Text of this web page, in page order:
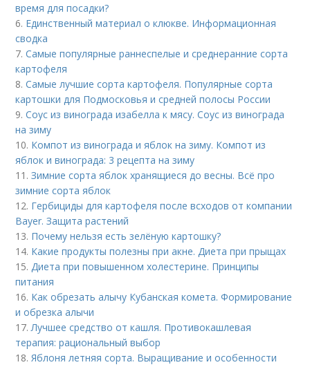
время для посадки?
6. Единственный материал о клюкве. Информационная
сводка
7.Cамые популярные раннеспелые и среднеранние сорта
картофеля
8.Самые лучшие сорта картофеля. Популярные сорта
картошки для Подмосковья и средней полосы России
9.Соус из винограда изабелла к мясу. Соус из винограда
на зиму
10. Компот из винограда и яблок на зиму. Компот из
яблок и винограда: 3 рецепта на зиму
11.Зимние сорта яблок хранящиеся до весны. Всё про
зимние сорта яблок
12. Гербициды для картофеля после всходов от компании
Bayer. Защита растений
13. Почему нельзя есть зелёную картошку?
14. Какие продукты полезны при акне. Диета при прыщах
15.Диета при повышенном холестерине. Принципы
питания
16. Как обрезать алычу Кубанская комета. Формирование
и обрезка алычи
17.Лучшее средство от кашля. Противокашлевая
терапия: рациональный выбор
18.Яблоня летняя сорта. Выращивание и особенности